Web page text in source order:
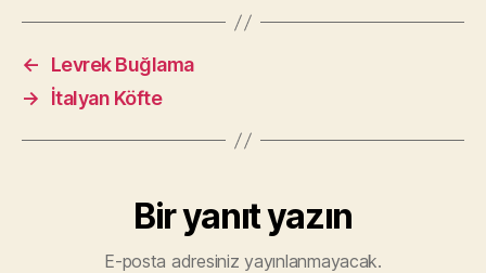
←
Levrek Buğlama
→
İtalyan Köfte
Bir yanıt yazın
E-posta adresiniz yayınlanmayacak.